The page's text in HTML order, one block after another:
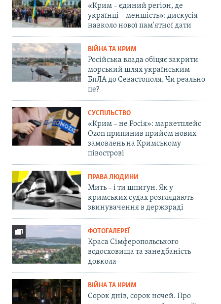
«Крим – єдиний регіон, де
українці – меншість»: дискусія
навколо нової пам'ятної дати
ВІЙНА ТА КРИМ
Російська влада обіцяє закрити
морський шлях українським
БпЛА до Севастополя. Чи реально
це?
СУСПІЛЬСТВО
«Крим – не Росія»: маркетплейс
Ozon припинив прийом нових
замовлень на Кримському
півострові
ПРАВА ЛЮДИНИ
Мить – і ти шпигун. Як у
кримських судах розглядають
звинувачення в держзраді
ФОТОГАЛЕРЕЇ
Краса Сімферопольського
водосховища та занедбаність
довкола
ВІЙНА ТА КРИМ
Сорок днів, сорок ночей. Про